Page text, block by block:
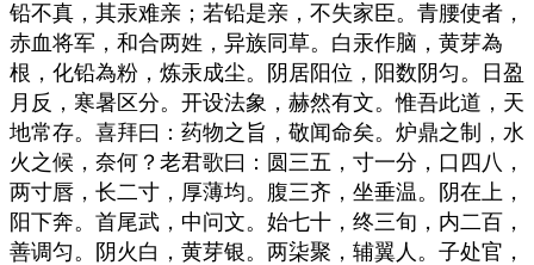
铅不真，其汞难亲；若铅是亲，不失家臣。青腰使者，
赤血将军，和合两姓，异族同草。白汞作脑，黄芽為
根，化铅為粉，炼汞成尘。阴居阳位，阳数阴匀。日盈
月反，寒暑区分。开设法象，赫然有文。惟吾此道，天
地常存。喜拜曰：药物之旨，敬闻命矣。炉鼎之制，水
火之候，奈何？老君歌曰：圆三五，寸一分，口四八，
两寸唇，长二寸，厚薄均。腹三齐，坐垂温。阴在上，
阳下奔。首尾武，中问文。始七十，终三旬，内二百，
善调匀。阴火白，黄芽银。两柒聚，辅翼人。子处官，